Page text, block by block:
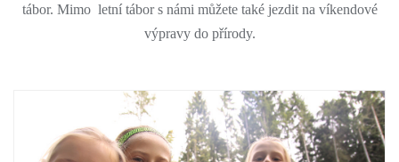
tábor. Mimo letní tábor s námi můžete také jezdit na víkendové
výpravy do přírody.